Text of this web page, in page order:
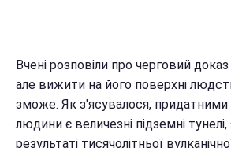
Вчені розповіли про черговий
але вижити на його поверхні
зможе. Як з'ясувалося,
людини є величезні підземні
результаті тисячолітньої